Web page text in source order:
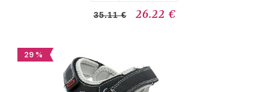
35.11 € 26.22 €
29 %